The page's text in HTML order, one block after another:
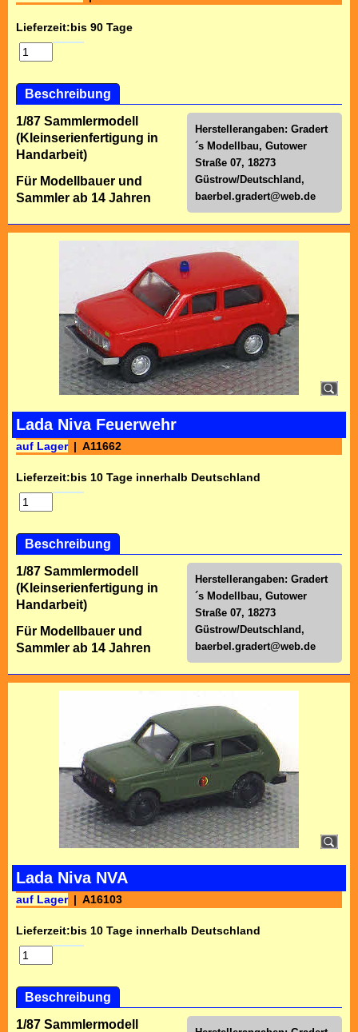
Lieferzeit:bis 90 Tage
Beschreibung
Herstellerangaben: Gradert
´s Modellbau, Gutower
Straße 07, 18273
Güstrow/Deutschland,
baerbel.gradert@web.de
1/87 Sammlermodell
(Kleinserienfertigung in
Handarbeit)
Für Modellbauer und
Sammler ab 14 Jahren
Lada Niva Feuerwehr
auf Lager A11662
Lieferzeit:bis 10 Tage innerhalb Deutschland
Beschreibung
Herstellerangaben: Gradert
´s Modellbau, Gutower
Straße 07, 18273
Güstrow/Deutschland,
baerbel.gradert@web.de
1/87 Sammlermodell
(Kleinserienfertigung in
Handarbeit)
Für Modellbauer und
Sammler ab 14 Jahren
Lada Niva NVA
auf Lager A16103
Lieferzeit:bis 10 Tage innerhalb Deutschland
Beschreibung
1/87 Sammlermodell